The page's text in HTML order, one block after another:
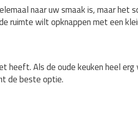
naar uw smaak is, maar het
ruimte wilt opknappen met een
heeft. Als de oude keuken heel erg
de beste optie.